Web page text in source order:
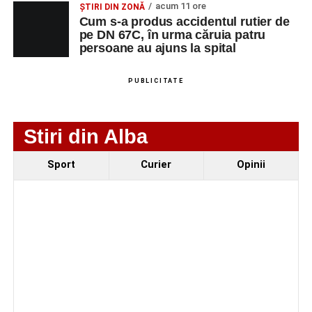
Ultimele știri din Sebeș
Incendiu la un autoturism pe Autostrada A1, în zona
localității Sibișeni
Școala de Fotbal Valea Frumoasei își întărește
ȘTIRI DIN ZONĂ acum 11 ore
Cum s-a produs accidentul rutier de
pe DN 67C, în urma căruia patru
persoane au ajuns la spital
PUBLICITATE
Stiri din Alba
Sport Curier Opinii